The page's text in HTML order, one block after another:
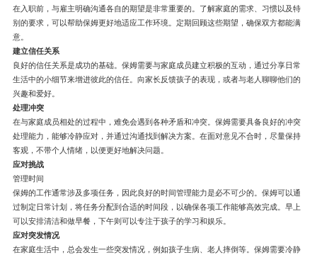
在入职前，与雇主明确沟通各自的期望是非常重要的。了解家庭的需求、习惯以及特
别的要求，可以帮助保姆更好地适应工作环境。定期回顾这些期望，确保双方都能满
意。
建立信任关系
良好的信任关系是成功的基础。保姆需要与家庭成员建立积极的互动，通过分享日常
生活中的小细节来增进彼此的信任。向家长反馈孩子的表现，或者与老人聊聊他们的
兴趣和爱好。
处理冲突
在与家庭成员相处的过程中，难免会遇到各种矛盾和冲突。保姆需要具备良好的冲突
处理能力，能够冷静应对，并通过沟通找到解决方案。在面对意见不合时，尽量保持
客观，不带个人情绪，以便更好地解决问题。
应对挑战
管理时间
保姆的工作通常涉及多项任务，因此良好的时间管理能力是必不可少的。保姆可以通
过制定日常计划，将任务分配到合适的时间段，以确保各项工作能够高效完成。早上
可以安排清洁和做早餐，下午则可以专注于孩子的学习和娱乐。
应对突发情况
在家庭生活中，总会发生一些突发情况，例如孩子生病、老人摔倒等。保姆需要冷静